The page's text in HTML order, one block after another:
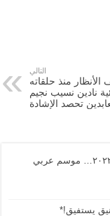
التالي
منذ حلقاته
نادين نسيب نجيم
تحصد الإشادة
تركي ال الشيخ يكشف تفاصيل موسم الرياض ٢٠٢٢… موسم عربي
يستفيق!*